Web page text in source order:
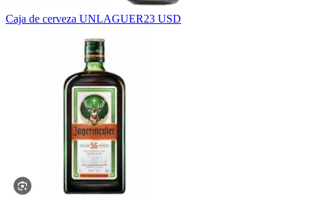
Caja de cerveza UNLAGUER23 USD